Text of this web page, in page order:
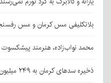
بلاتکلیفی مس کرمان و مس
محمد نواب‌زاده، هنرمند
ذخیره سدهای کرمان به ۲۴۹ میلیون مترمکعب رسید